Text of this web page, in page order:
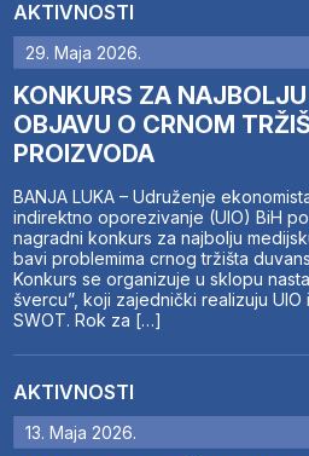
AKTIVNOSTI
29. Maja 2026.
KONKURS ZA
OBJAVU O CRNOM
PROIZVODA
BANJA LUKA – Udruženje
indirektno oporezivanje (UIO) BiH
nagradni konkurs za najbolju
bavi problemima crnog tržišta
Konkurs se organizuje u sklopu
švercu”, koji zajednički realizuju
SWOT. Rok za […]
AKTIVNOSTI
13. Maja 2026.